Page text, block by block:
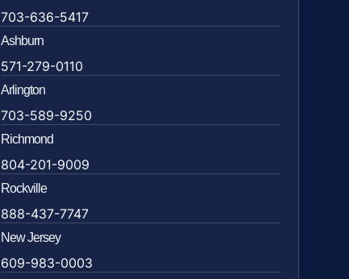
703-636-5417
Ashburn
571-279-0110
Arlington
703-589-9250
Richmond
804-201-9009
Rockville
888-437-7747
New Jersey
609-983-0003